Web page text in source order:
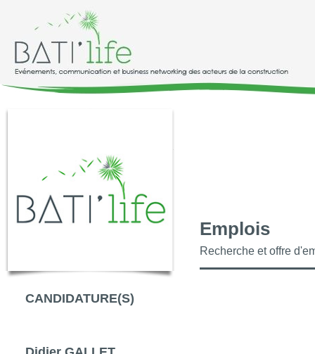
Emplois
Recherche et offre
CANDIDATURE(S)